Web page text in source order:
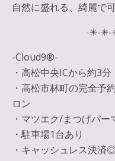
自然に盛れる、綺麗で
-✳︎-
-Cloud9®︎-
・高松中央ICから約3分
・高松市林町の完全予
ロン
・マツエク/まつげパー
・駐車場1台あり
・キャッシュレス決済